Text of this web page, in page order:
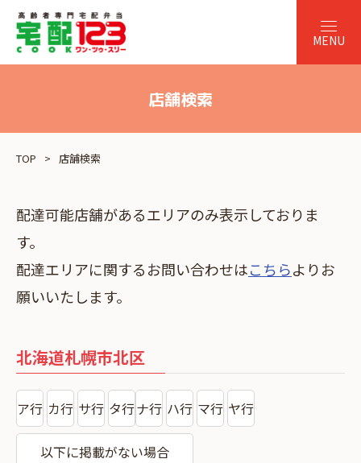
店舗検索
TOP 店舗検索
配達可能店舗があるエリアのみ表示しておりま
す。
配達エリアに関するお問い合わせはこちらよりお
願いいたします。
北海道札幌市北区
ア行 カ行 サ行 タ行ナ行 ハ行 マ行 ヤ行
以下に掲載がない場合